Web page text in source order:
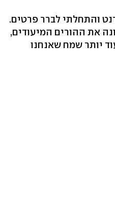
והתחלתי לברר פרטים.
את ההורים המיעודים,
יותר שמח שאנחנו